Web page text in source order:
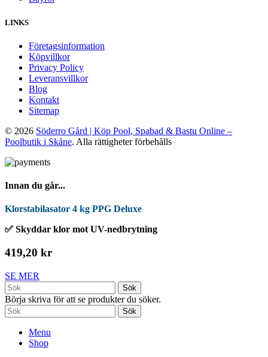
LINKS
Företagsinformation
Köpvillkor
Privacy Policy
Leveransvillkor
Blog
Kontakt
Sitemap
© 2026 Söderro Gård | Köp Pool, Spabad & Bastu Online –
Poolbutik i Skåne. Alla rättigheter förbehålls
Innan du går...
Klorstabilasator 4 kg PPG Deluxe
✅ Skyddar klor mot UV-nedbrytning
419,20 kr
SE MER
Sök
Börja skriva för att se produkter du söker.
Sök
Menu
Shop